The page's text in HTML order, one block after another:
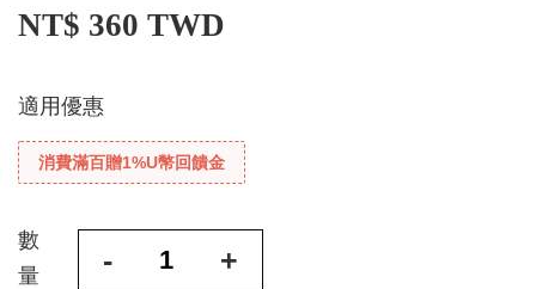
NT$ 360 TWD
適用優惠
消費滿百贈1%U幣回饋金
數
量
- +